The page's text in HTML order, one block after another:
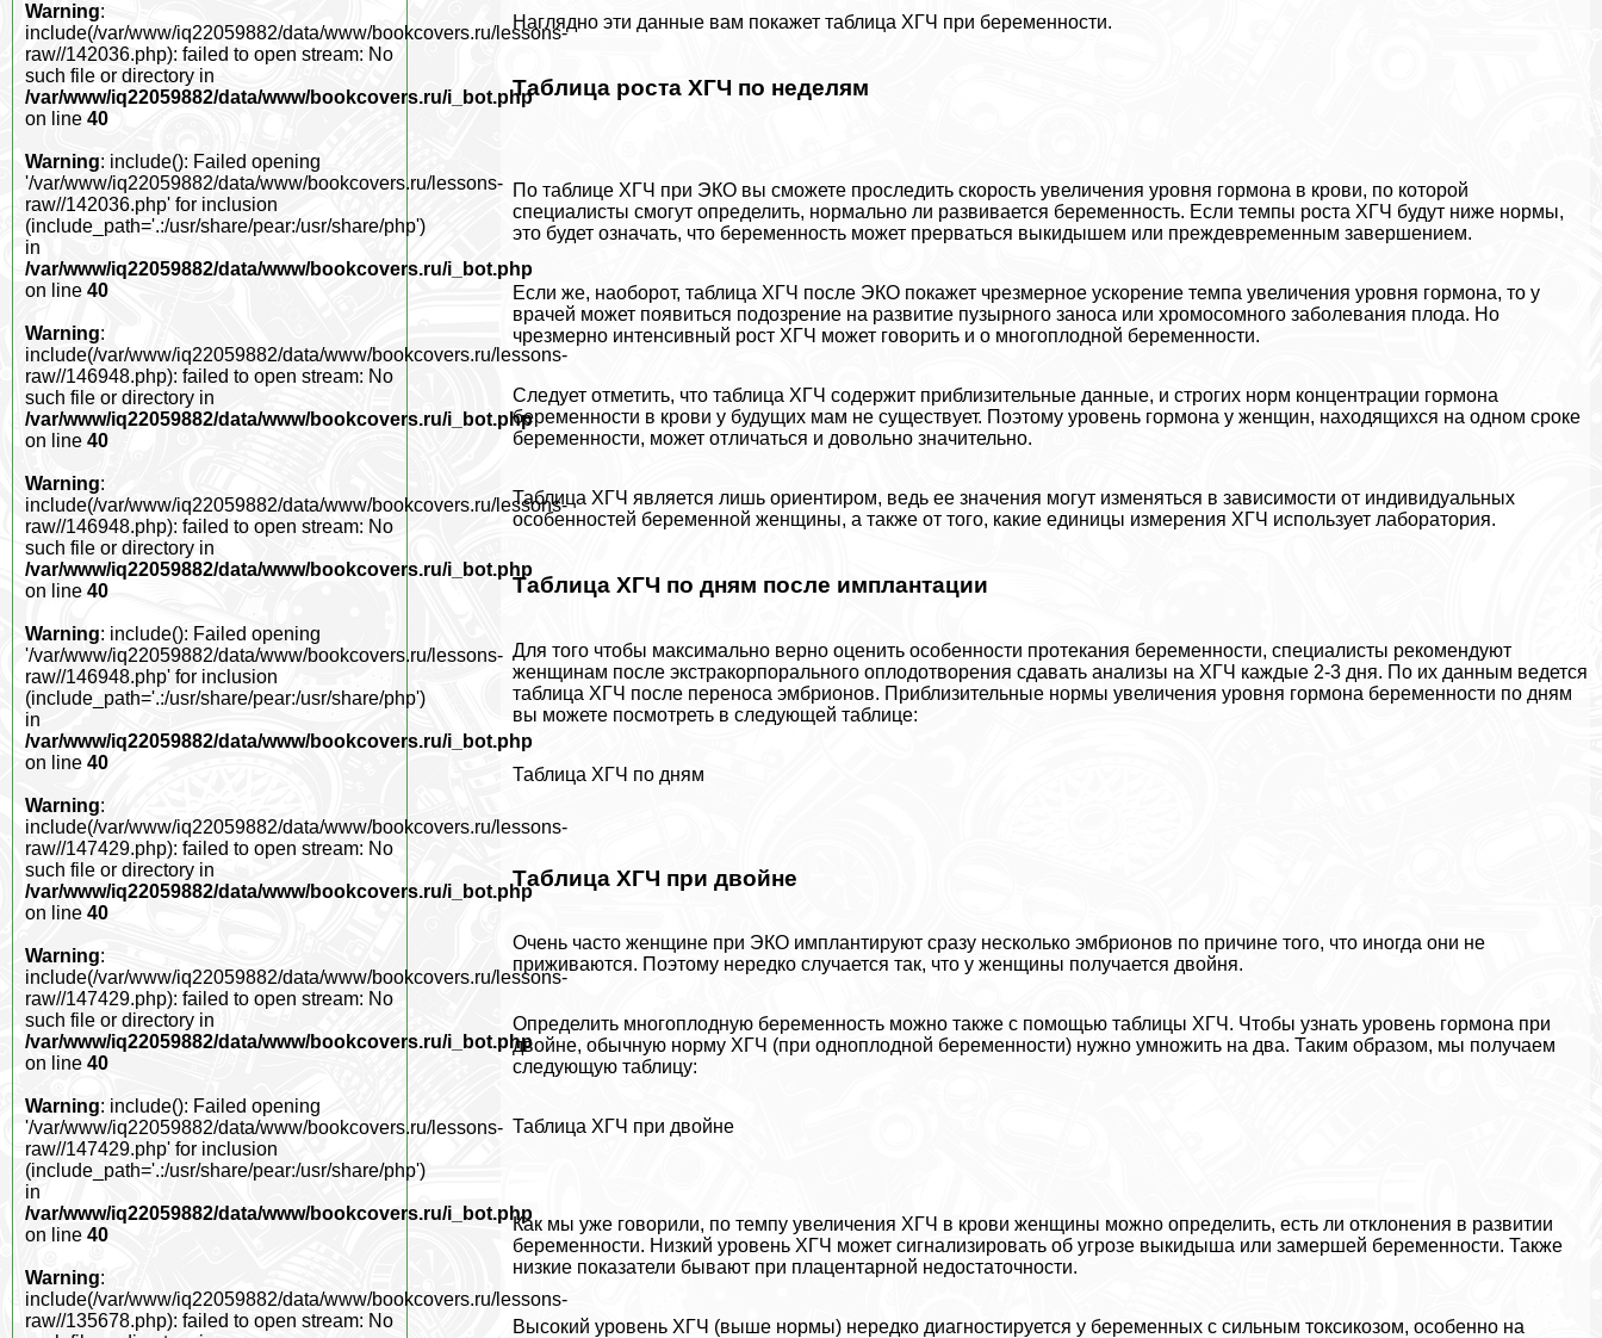
Наглядно эти данные вам покажет таблица ХГЧ при беременности.
Таблица роста ХГЧ по неделям
По таблице ХГЧ при ЭКО вы сможете проследить скорость увеличения уровня гормона в крови, по которой
специалисты смогут определить, нормально ли развивается беременность. Если темпы роста ХГЧ будут ниже нормы,
это будет означать, что беременность может прерваться выкидышем или преждевременным завершением.
Если же, наоборот, таблица ХГЧ после ЭКО покажет чрезмерное ускорение темпа увеличения уровня гормона, то у
врачей может появиться подозрение на развитие пузырного заноса или хромосомного заболевания плода. Но
чрезмерно интенсивный рост ХГЧ может говорить и о многоплодной беременности.
Следует отметить, что таблица ХГЧ содержит приблизительные данные, и строгих норм концентрации гормона
беременности в крови у будущих мам не существует. Поэтому уровень гормона у женщин, находящихся на одном сроке
беременности, может отличаться и довольно значительно.
Таблица ХГЧ является лишь ориентиром, ведь ее значения могут изменяться в зависимости от индивидуальных
особенностей беременной женщины, а также от того, какие единицы измерения ХГЧ использует лаборатория.
Таблица ХГЧ по дням после имплантации
Для того чтобы максимально верно оценить особенности протекания беременности, специалисты рекомендуют
женщинам после экстpaкорпopaльного оплодотворения сдавать анализы на ХГЧ каждые 2-3 дня. По их данным ведется
таблица ХГЧ после переноса эмбрионов. Приблизительные нормы увеличения уровня гормона беременности по дням
вы можете посмотреть в следующей таблице:
Таблица ХГЧ по дням
Таблица ХГЧ при двойне
Очень часто женщине при ЭКО имплантируют сразу несколько эмбрионов по причине того, что иногда они не
приживаются. Поэтому нередко случается так, что у женщины получается двойня.
Определить многоплодную беременность можно также с помощью таблицы ХГЧ. Чтобы узнать уровень гормона при
двойне, обычную норму ХГЧ (при одноплодной беременности) нужно умножить на два. Таким образом, мы получаем
следующую таблицу:
Таблица ХГЧ при двойне
Как мы уже говорили, по темпу увеличения ХГЧ в крови женщины можно определить, есть ли отклонения в развитии
беременности. Низкий уровень ХГЧ может сигнализировать об угрозе выкидыша или замершей беременности. Также
низкие показатели бывают при плацентарной недостаточности.
Высокий уровень ХГЧ (выше нормы) нередко диагностируется у беременных с сильным токсикозом, особенно на
Warning:
include(/var/www/iq22059882/data/www/bookcovers.ru/lessons-
raw//142036.php): failed to open stream: No
such file or directory in
/var/www/iq22059882/data/www/bookcovers.ru/i_bot.php
on line 40
Warning: include(): Failed opening
'/var/www/iq22059882/data/www/bookcovers.ru/lessons-
raw//142036.php' for inclusion
(include_path='.:/usr/share/pear:/usr/share/php')
in
/var/www/iq22059882/data/www/bookcovers.ru/i_bot.php
on line 40
Warning:
include(/var/www/iq22059882/data/www/bookcovers.ru/lessons-
raw//146948.php): failed to open stream: No
such file or directory in
/var/www/iq22059882/data/www/bookcovers.ru/i_bot.php
on line 40
Warning:
include(/var/www/iq22059882/data/www/bookcovers.ru/lessons-
raw//146948.php): failed to open stream: No
such file or directory in
/var/www/iq22059882/data/www/bookcovers.ru/i_bot.php
on line 40
Warning: include(): Failed opening
'/var/www/iq22059882/data/www/bookcovers.ru/lessons-
raw//146948.php' for inclusion
(include_path='.:/usr/share/pear:/usr/share/php')
in
/var/www/iq22059882/data/www/bookcovers.ru/i_bot.php
on line 40
Warning:
include(/var/www/iq22059882/data/www/bookcovers.ru/lessons-
raw//147429.php): failed to open stream: No
such file or directory in
/var/www/iq22059882/data/www/bookcovers.ru/i_bot.php
on line 40
Warning:
include(/var/www/iq22059882/data/www/bookcovers.ru/lessons-
raw//147429.php): failed to open stream: No
such file or directory in
/var/www/iq22059882/data/www/bookcovers.ru/i_bot.php
on line 40
Warning: include(): Failed opening
'/var/www/iq22059882/data/www/bookcovers.ru/lessons-
raw//147429.php' for inclusion
(include_path='.:/usr/share/pear:/usr/share/php')
in
/var/www/iq22059882/data/www/bookcovers.ru/i_bot.php
on line 40
Warning:
include(/var/www/iq22059882/data/www/bookcovers.ru/lessons-
raw//135678.php): failed to open stream: No